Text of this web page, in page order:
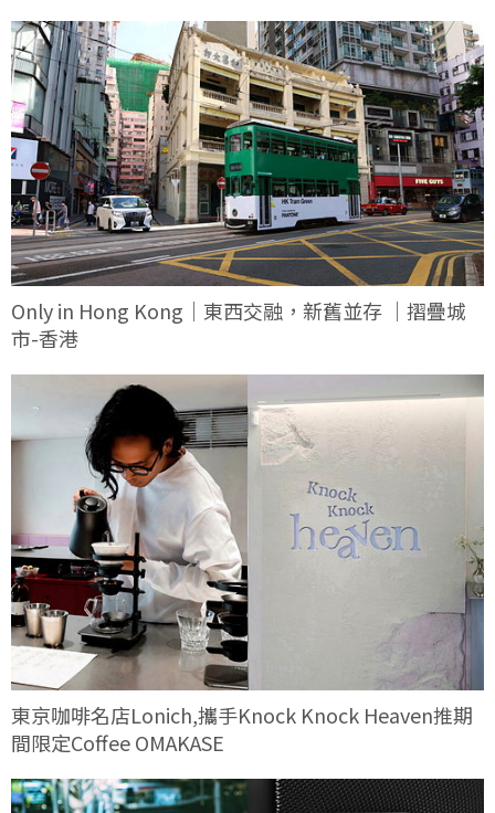
Only in Hong Kong｜東西交融，新舊並存 ｜摺疊城
市-香港
東京咖啡名店Lonich,攜手Knock Knock Heaven推期
間限定Coffee OMAKASE